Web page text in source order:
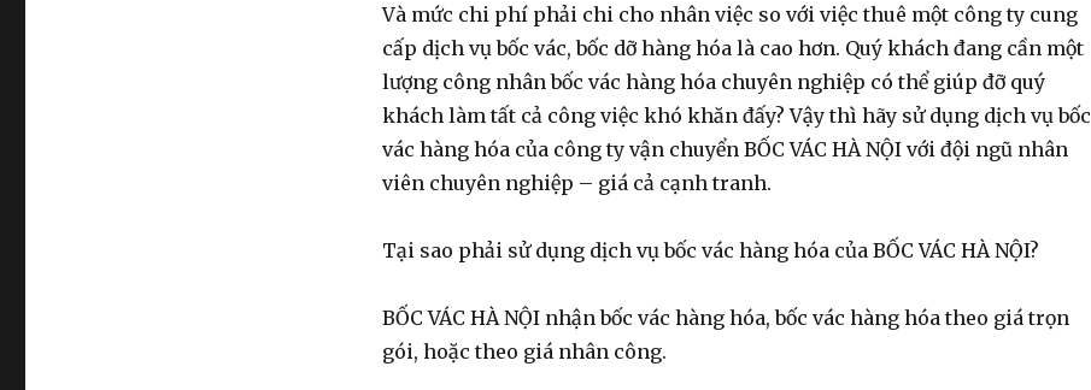
Và mức chi phí phải chi cho nhân việc so với việc thuê một công ty cung
cấp dịch vụ bốc vác, bốc dỡ hàng hóa là cao hơn. Quý khách đang cần một
lượng công nhân bốc vác hàng hóa chuyên nghiệp có thể giúp đỡ quý
khách làm tất cả công việc khó khăn đấy? Vậy thì hãy sử dụng dịch vụ bốc
vác hàng hóa của công ty vận chuyển BỐC VÁC HÀ NỘI với đội ngũ nhân
viên chuyên nghiệp – giá cả cạnh tranh.
Tại sao phải sử dụng dịch vụ bốc vác hàng hóa của BỐC VÁC HÀ NỘI?
BỐC VÁC HÀ NỘI nhận bốc vác hàng hóa, bốc vác hàng hóa theo giá trọn
gói, hoặc theo giá nhân công.